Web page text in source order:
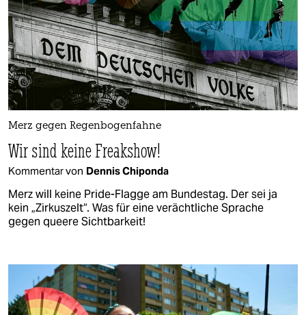
Merz gegen Regenbogenfahne
Wir sind keine Freakshow!
Kommentar von Dennis Chiponda
Merz will keine Pride-Flagge am Bundestag. Der sei ja
kein „Zirkuszelt“. Was für eine verächtliche Sprache
gegen queere Sichtbarkeit!